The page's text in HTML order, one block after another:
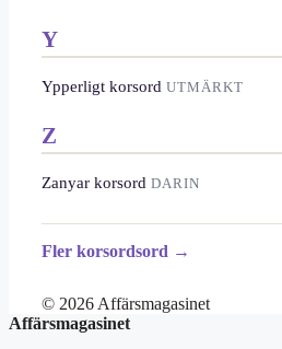
Y
Ypperligt korsord UTMÄRKT
Z
Zanyar korsord DARIN
Fler korsordsord →
© 2026 Affärsmagasinet
Affärsmagasinet